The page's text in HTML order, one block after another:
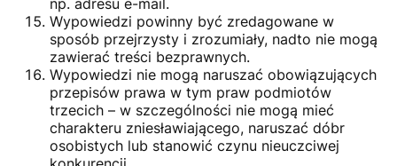
np. adresu e-mail.
Wypowiedzi powinny być zredagowane w
sposób przejrzysty i zrozumiały, nadto nie mogą
zawierać treści bezprawnych.
Wypowiedzi nie mogą naruszać obowiązujących
przepisów prawa w tym praw podmiotów
trzecich – w szczególności nie mogą mieć
charakteru zniesławiającego, naruszać dóbr
osobistych lub stanowić czynu nieuczciwej